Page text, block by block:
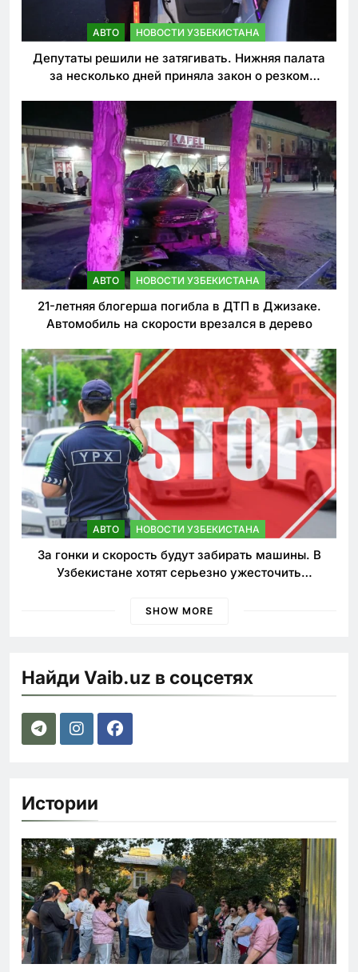
АВТО НОВОСТИ УЗБЕКИСТАНА
Депутаты решили не затягивать. Нижняя палата
за несколько дней приняла закон о резком
АВТО НОВОСТИ УЗБЕКИСТАНА
21-летняя блогерша погибла в ДТП в Джизаке.
Автомобиль на скорости врезался в дерево
АВТО НОВОСТИ УЗБЕКИСТАНА
За гонки и скорость будут забирать машины. В
Узбекистане хотят серьезно ужесточить
SHOW MORE
Найди Vaib.uz в соцсетях
Истории